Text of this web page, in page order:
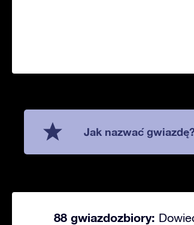
Jak nazwać
88 gwiazdozbiory: